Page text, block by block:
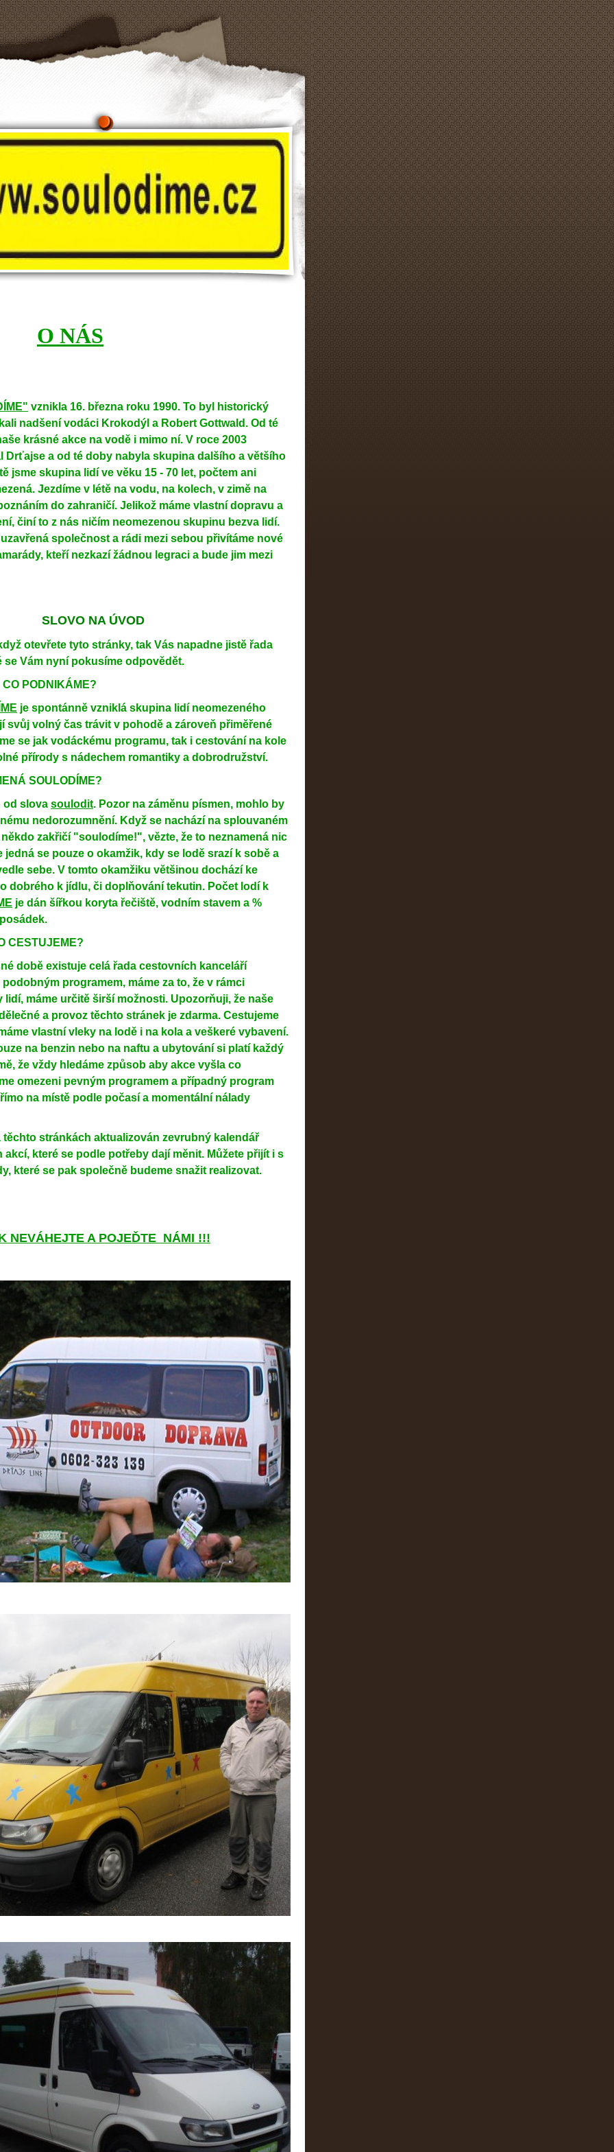
O NÁS
vznikla 16. března roku 1990. To byl historický
nadšení vodáci Krokodýl a Robert Gottwald. Od té
krásné akce na vodě i mimo ní. V roce 2003
Drťajse a od té doby nabyla skupina dalšího a většího
jsme skupina lidí ve věku 15 - 70 let, počtem ani
Jezdíme v létě na vodu, na kolech, v zimě na
do zahraničí. Jelikož máme vlastní dopravu a
činí to z nás ničím neomezenou skupinu bezva lidí.
společnost a rádi mezi sebou přivítáme nové
kteří nezkazí žádnou legraci a bude jim mezi
SLOVO NA ÚVOD
otevřete tyto stránky, tak Vás napadne jistě řada
se Vám nyní pokusíme odpovědět.
A CO PODNIKÁME?
je spontánně vzniklá skupina lidí neomezeného
svůj volný čas trávit v pohodě a zároveň přiměřené
se jak vodáckému programu, tak i cestování na kole
přírody s nádechem romantiky a dobrodružství.
SOULODÍME?
od slova soulodit. Pozor na záměnu písmen, mohlo by
nedorozumnění. Když se nachází na splouvaném
zakřičí "soulodíme!", vězte, že to neznamená nic
jedná se pouze o okamžik, kdy se lodě srazí k sobě a
sebe. V tomto okamžiku většinou dochází ke
dobrého k jídlu, či doplňování tekutin. Počet lodí k
je dán šířkou koryta řečiště, vodním stavem a %
CESTUJEME?
době existuje celá řada cestovních kanceláří
programem, máme za to, že v rámci
lidí, máme určitě širší možnosti. Upozorňuji, že naše
a provoz těchto stránek je zdarma. Cestujeme
vlastní vleky na lodě i na kola a veškeré vybavení.
na benzin nebo na naftu a ubytování si platí každý
že vždy hledáme způsob aby akce vyšla co
omezeni pevným programem a případný program
na místě podle počasí a momentální nálady
těchto stránkách aktualizován zevrubný kalendář
které se podle potřeby dají měnit. Můžete přijít i s
které se pak společně budeme snažit realizovat.
NEVÁHEJTE A POJEĎTE NÁMI !!!